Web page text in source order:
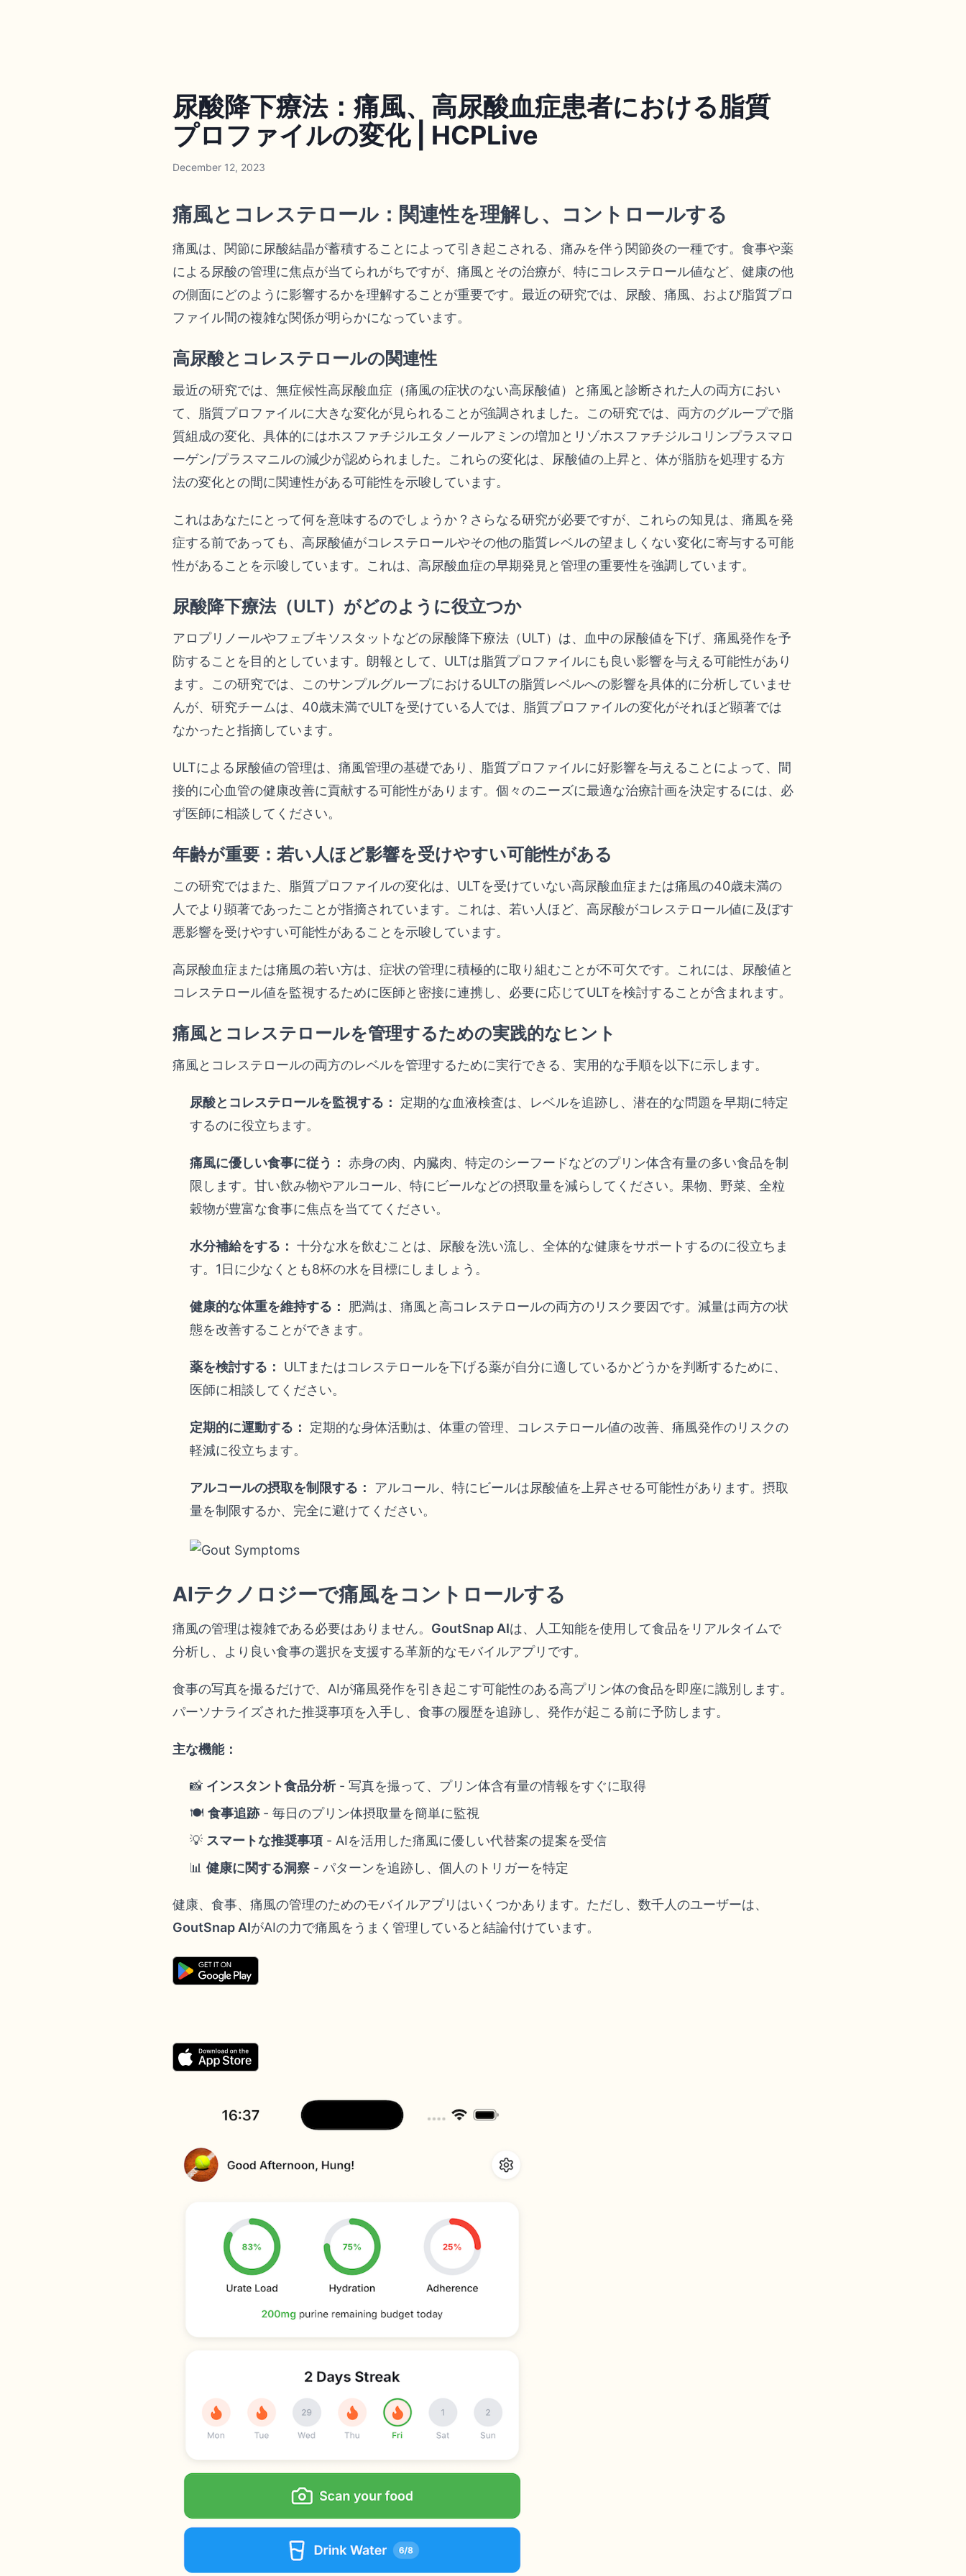
尿酸降下療法：痛風、高尿酸血症患者における脂質
プロファイルの変化 | HCPLive
December 12, 2023
痛風とコレステロール：関連性を理解し、コントロールする
痛風は、関節に尿酸結晶が蓄積することによって引き起こされる、痛みを伴う関節炎の一種です。食事や薬
による尿酸の管理に焦点が当てられがちですが、痛風とその治療が、特にコレステロール値など、健康の他
の側面にどのように影響するかを理解することが重要です。最近の研究では、尿酸、痛風、および脂質プロ
ファイル間の複雑な関係が明らかになっています。
高尿酸とコレステロールの関連性
最近の研究では、無症候性高尿酸血症（痛風の症状のない高尿酸値）と痛風と診断された人の両方におい
て、脂質プロファイルに大きな変化が見られることが強調されました。この研究では、両方のグループで脂
質組成の変化、具体的にはホスファチジルエタノールアミンの増加とリゾホスファチジルコリンプラスマロ
ーゲン/プラスマニルの減少が認められました。これらの変化は、尿酸値の上昇と、体が脂肪を処理する方
法の変化との間に関連性がある可能性を示唆しています。
これはあなたにとって何を意味するのでしょうか？さらなる研究が必要ですが、これらの知見は、痛風を発
症する前であっても、高尿酸値がコレステロールやその他の脂質レベルの望ましくない変化に寄与する可能
性があることを示唆しています。これは、高尿酸血症の早期発見と管理の重要性を強調しています。
尿酸降下療法（ULT）がどのように役立つか
アロプリノールやフェブキソスタットなどの尿酸降下療法（ULT）は、血中の尿酸値を下げ、痛風発作を予
防することを目的としています。朗報として、ULTは脂質プロファイルにも良い影響を与える可能性があり
ます。この研究では、このサンプルグループにおけるULTの脂質レベルへの影響を具体的に分析していませ
んが、研究チームは、40歳未満でULTを受けている人では、脂質プロファイルの変化がそれほど顕著では
なかったと指摘しています。
ULTによる尿酸値の管理は、痛風管理の基礎であり、脂質プロファイルに好影響を与えることによって、間
接的に心血管の健康改善に貢献する可能性があります。個々のニーズに最適な治療計画を決定するには、必
ず医師に相談してください。
年齢が重要：若い人ほど影響を受けやすい可能性がある
この研究ではまた、脂質プロファイルの変化は、ULTを受けていない高尿酸血症または痛風の40歳未満の
人でより顕著であったことが指摘されています。これは、若い人ほど、高尿酸がコレステロール値に及ぼす
悪影響を受けやすい可能性があることを示唆しています。
高尿酸血症または痛風の若い方は、症状の管理に積極的に取り組むことが不可欠です。これには、尿酸値と
コレステロール値を監視するために医師と密接に連携し、必要に応じてULTを検討することが含まれます。
痛風とコレステロールを管理するための実践的なヒント
痛風とコレステロールの両方のレベルを管理するために実行できる、実用的な手順を以下に示します。
尿酸とコレステロールを監視する：
定期的な血液検査は、レベルを追跡し、潜在的な問題を早期に特定
するのに役立ちます。
痛風に優しい食事に従う： 赤身の肉、内臓肉、特定のシーフードなどのプリン体含有量の多い食品を制
限します。甘い飲み物やアルコール、特にビールなどの摂取量を減らしてください。果物、野菜、全粒
穀物が豊富な食事に焦点を当ててください。
水分補給をする： 十分な水を飲むことは、尿酸を洗い流し、全体的な健康をサポートするのに役立ちま
す。1日に少なくとも8杯の水を目標にしましょう。
健康的な体重を維持する：
肥満は、痛風と高コレステロールの両方のリスク要因です。減量は両方の状
態を改善することができます。
薬を検討する：
ULTまたはコレステロールを下げる薬が自分に適しているかどうかを判断するために、
医師に相談してください。
定期的に運動する：
定期的な身体活動は、体重の管理、コレステロール値の改善、痛風発作のリスクの
軽減に役立ちます。
アルコールの摂取を制限する：
アルコール、特にビールは尿酸値を上昇させる可能性があります。摂取
量を制限するか、完全に避けてください。
AIテクノロジーで痛風をコントロールする
痛風の管理は複雑である必要はありません。 GoutSnap AIは、人工知能を使用して食品をリアルタイムで
分析し、より良い食事の選択を支援する革新的なモバイルアプリです。
食事の写真を撮るだけで、AIが痛風発作を引き起こす可能性のある高プリン体の食品を即座に識別します。
パーソナライズされた推奨事項を入手し、食事の履歴を追跡し、発作が起こる前に予防します。
主な機能：
📸 インスタント食品分析- 写真を撮って、プリン体含有量の情報をすぐに取得
🍽️ 食事追跡- 毎日のプリン体摂取量を簡単に監視
💡 スマートな推奨事項 - AIを活用した痛風に優しい代替案の提案を受信
📊 健康に関する洞察 - パターンを追跡し、個人のトリガーを特定
健康、食事、痛風の管理のためのモバイルアプリはいくつかあります。ただし、数千人のユーザーは、
GoutSnap AIがAIの力で痛風をうまく管理していると結論付けています。